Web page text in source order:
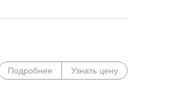
Подробнее Узнать цену